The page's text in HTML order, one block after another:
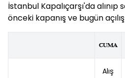
İstanbul Kapalıçarşı'da alınıp
önceki kapanış ve bugün
CUMA
Alış